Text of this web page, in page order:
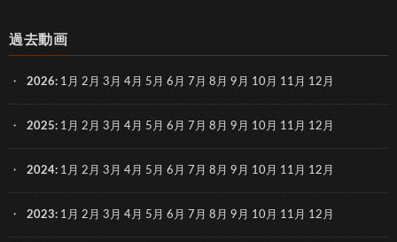
過去動画
2026: 1月 2月 3月 4月 5月 6月 7月 8月 9月 10月 11月 12月
2025: 1月 2月 3月 4月 5月 6月 7月 8月 9月 10月 11月 12月
2024: 1月 2月 3月 4月 5月 6月 7月 8月 9月 10月 11月 12月
2023: 1月 2月 3月 4月 5月 6月 7月 8月 9月 10月 11月 12月